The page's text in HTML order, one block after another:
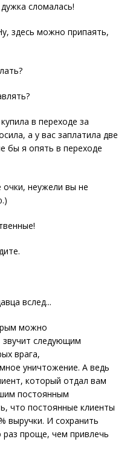
сломалась!
здесь можно припаять,
в переходе за
а у вас заплатила две
бы я опять в переходе
очки, неужели вы не
вслед...
можно
звучит следующим
врага,
уничтожение. А ведь
который отдал вам
постоянным
что постоянные клиенты
выручки. И сохранить
раз проще, чем привлечь